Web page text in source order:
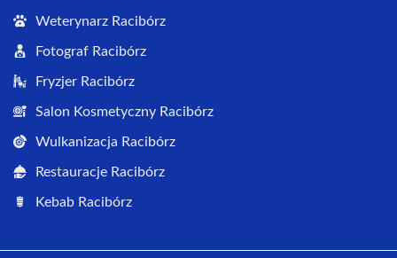
Weterynarz Racibórz
Fotograf Racibórz
Fryzjer Racibórz
Salon Kosmetyczny Racibórz
Wulkanizacja Racibórz
Restauracje Racibórz
Kebab Racibórz